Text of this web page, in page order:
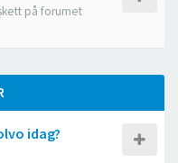
på forumet
idag?